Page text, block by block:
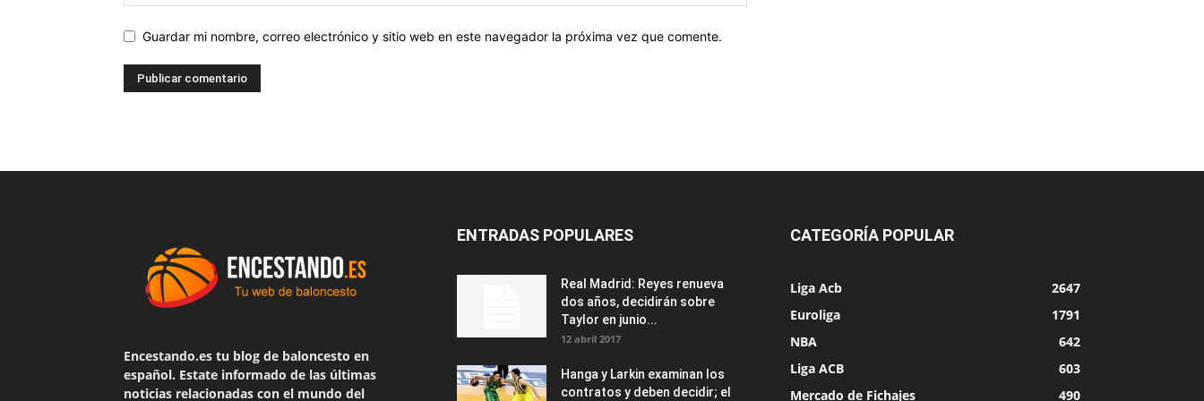
Guardar mi nombre, correo electrónico y sitio web en este navegador la próxima vez que comente.
Encestando.es tu blog de baloncesto en
español. Estate informado de las últimas
noticias relacionadas con el mundo del
ENTRADAS POPULARES
Real Madrid: Reyes renueva
dos años, decidirán sobre
Taylor en junio...
12 abril 2017
Hanga y Larkin examinan los
contratos y deben decidir; el
CATEGORÍA POPULAR
Liga Acb
2647
Euroliga
1791
NBA
642
Liga ACB
603
Mercado de Fichajes
490